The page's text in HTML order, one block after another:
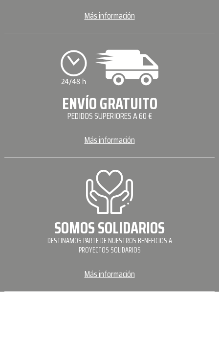
Más información
ENVÍO GRATUITO
PEDIDOS SUPERIORES A 60 €
Más información
SOMOS SOLIDARIOS
DESTINAMOS PARTE DE NUESTROS BENEFICIOS A
PROYECTOS SOLIDARIOS
Más información